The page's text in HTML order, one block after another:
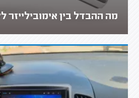
מה ההבדל בין אימובילייזר